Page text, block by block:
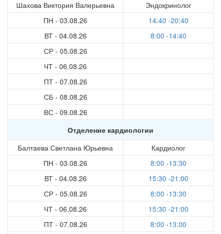
Шахова Виктория Валерьевна
Эндокринолог
ПН - 03.08.26
14:40 -20:40
ВТ - 04.08.26
8:00 -14:40
СР - 05.08.26
ЧТ - 06.08.26
ПТ - 07.08.26
СБ - 08.08.26
ВС - 09.08.26
Отделение кардиологии
Балтаева Светлана Юрьевна
Кардиолог
ПН - 03.08.26
8:00 -13:30
ВТ - 04.08.26
15:30 -21:00
СР - 05.08.26
8:00 -13:30
ЧТ - 06.08.26
15:30 -21:00
ПТ - 07.08.26
8:00 -13:00